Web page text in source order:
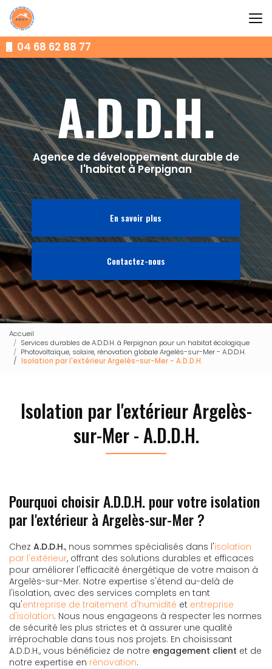
Aller
au
contenu
principal04 68 62 88 77
Agence de développement durable de
l'habitat à Perpignan
En savoir plus
Contactez-nous
Accueil
Services durables de A.D.D.H. à Perpignan pour un habitat écologique
Photovoltaïque, solaire, rénovation globale Argelès-sur-Mer - A.D.D.H.
Isolation par l'extérieur Argelès-sur-Mer - A.D.D.H.
Isolation par l'extérieur Argelès-
sur-Mer - A.D.D.H.
Pourquoi choisir A.D.D.H. pour votre isolation
par l'extérieur à Argelès-sur-Mer ?
Chez A.D.D.H., nous sommes spécialisés dans l'isolation
par l'extérieur, offrant des solutions durables et efficaces
pour améliorer l'efficacité énergétique de votre maison à
Argelès-sur-Mer. Notre expertise s'étend au-delà de
l'isolation, avec des services complets en tant
qu'entreprise de traitement d'humidité et entreprise
d'isolation. Nous nous engageons à respecter les normes
de sécurité les plus strictes et à assurer une qualité
irréprochable dans tous nos projets. En choisissant
A.D.D.H., vous bénéficiez de notre engagement client et de
notre expertise en rénovation.